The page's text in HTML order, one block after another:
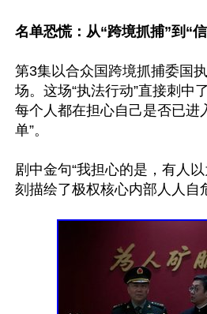
名单恐慌：从“跨境抓捕”到“
第3集以合众国跨境抓捕委国
场。这场“执法行动”直接刺中
每个人都在担心自己是否已进
单”。
剧中金句“我担心的是，有人
刻描绘了极权核心内部人人自